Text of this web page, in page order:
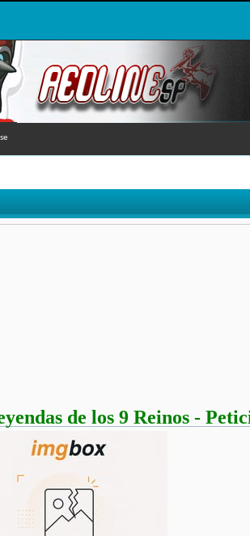
de los 9 Reinos -